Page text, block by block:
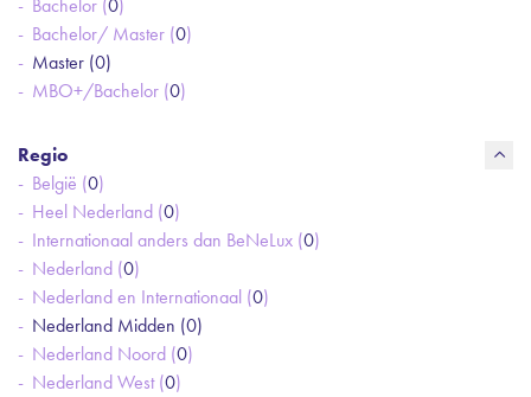
Bachelor (0)
Bachelor/ Master (0)
Master (0)
MBO+/Bachelor (0)
Regio
België (0)
Heel Nederland (0)
Internationaal anders dan BeNeLux (0)
Nederland (0)
Nederland en Internationaal (0)
Nederland Midden (0)
Nederland Noord (0)
Nederland West (0)